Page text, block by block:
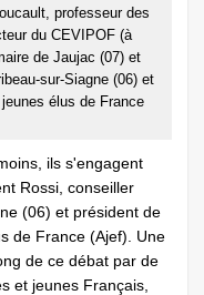
professeur des
du CEVIPOF (à
de Jaujac (07) et
sur-Siagne (06) et
élus de France
ils s'engagent
Rossi, conseiller
(06) et président de
de France (Ajef). Une
de ce débat par de
et jeunes Français,